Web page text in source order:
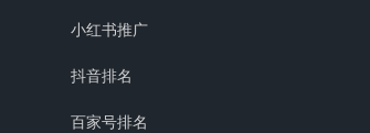
小红书推广
抖音排名
百家号排名